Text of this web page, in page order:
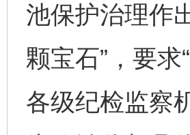
池保护治理作
颗宝石”，要
各级纪检监察